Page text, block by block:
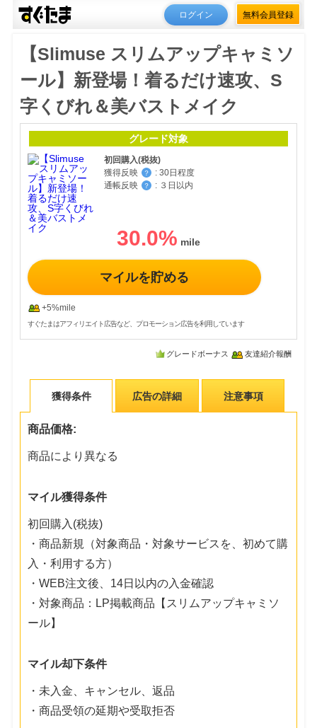
ログイン 無料会員登録
【Slimuse スリムアップキャミソ
ール】新登場！着るだけ速攻、S
字くびれ＆美バストメイク
グレード対象
初回購入(税抜)
獲得反映
？ : 30日程度
通帳反映
？ : ３日以内
30.0%
マイルを貯める
+5%mile
すぐたまはアフィリエイト広告など、プロモーション広告を利用しています
グレードボーナス 友達紹介報酬
獲得条件 広告の詳細 注意事項
商品価格:
商品により異なる
マイル獲得条件
初回購入(税抜)
・商品新規（対象商品・対象サービスを、初めて購
入・利用する方）
・WEB注文後、14日以内の入金確認
・対象商品：LP掲載商品【スリムアップキャミソ
ール】
マイル却下条件
・未入金、キャンセル、返品
・商品受領の延期や受取拒否